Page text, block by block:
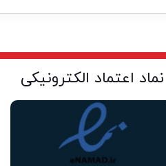
نماد اعتماد الکترونیکی